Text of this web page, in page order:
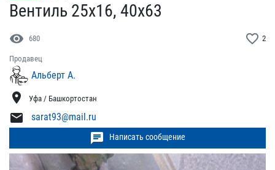
Вентиль 25х16, 40х63
visibility 680 favorite_border 2
Продавец
Альберт А.
location_on Уфа / Башкортостан
mail sarat93@mail.ru
chat Написать сообщение